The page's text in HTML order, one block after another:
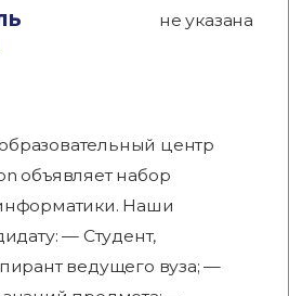
не указана
центр
объявляет набор
Наши
— Студент,
ведущего вуза; —